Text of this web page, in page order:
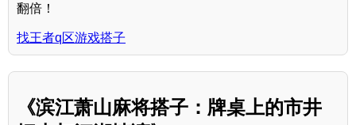
翻倍！
找王者q区游戏搭子
《滨江萧山麻将搭子：牌桌上的市井